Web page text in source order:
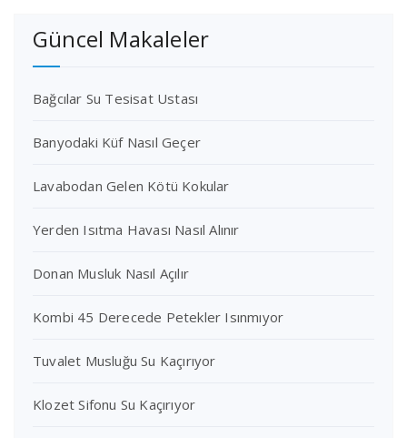
Güncel Makaleler
Bağcılar Su Tesisat Ustası
Banyodaki Küf Nasıl Geçer
Lavabodan Gelen Kötü Kokular
Yerden Isıtma Havası Nasıl Alınır
Donan Musluk Nasıl Açılır
Kombi 45 Derecede Petekler Isınmıyor
Tuvalet Musluğu Su Kaçırıyor
Klozet Sifonu Su Kaçırıyor